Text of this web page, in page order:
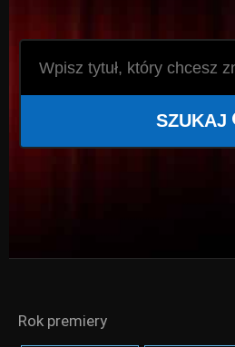
SZUKAJ
Rok premiery